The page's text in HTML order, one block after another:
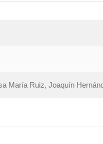
María Ruiz, Joaquín